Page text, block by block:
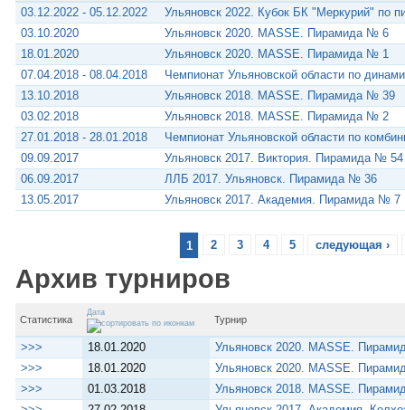
03.12.2022 - 05.12.2022
Ульяновск 2022. Кубок БК "Меркурий" по
03.10.2020
Ульяновск 2020. MASSE. Пирамида № 6
18.01.2020
Ульяновск 2020. MASSE. Пирамида № 1
07.04.2018 - 08.04.2018
Чемпионат Ульяновской области по
13.10.2018
Ульяновск 2018. MASSE. Пирамида № 39
03.02.2018
Ульяновск 2018. MASSE. Пирамида № 2
27.01.2018 - 28.01.2018
Чемпионат Ульяновской области по
09.09.2017
Ульяновск 2017. Виктория. Пирамида № 54
06.09.2017
ЛЛБ 2017. Ульяновск. Пирамида № 36
13.05.2017
Ульяновск 2017. Академия. Пирамида № 7
1 2 3 4 5 следующая ›
Архив турниров
Статистика
Дата
Турнир
>>> 18.01.2020
Ульяновск 2020. MASSE.
>>>
18.01.2020
Ульяновск 2020. MASSE.
>>>
01.03.2018
Ульяновск 2018. MASSE.